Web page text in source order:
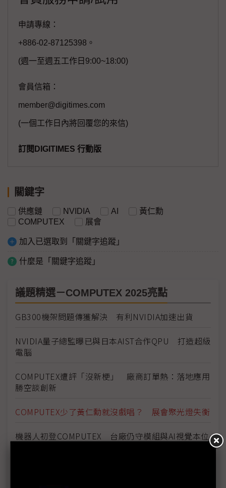
申請專線：
+886-02-87125398。
(週一至週五工作日9:00~18:00)
會員信箱：
member@digitimes.com
(一個工作日內將回覆您的來信)
訂閱DIGITIMES 行動版
關鍵字
供應鏈 NVIDIA AI
黃仁勳
COMPUTEX
展會
加入已選取到「關鍵字追蹤」
什麼是「關鍵字追蹤」
議題精選－COMPUTEX 2025亮點
GB300機架問題傳獲解決 有利NVIDIA加速出貨
NVIDIA量子總監曝已與日本AIST合作QPU 打造超級
電腦
COMPUTEX遭評「沒新梗」 廠商訂單熱：落地應用
勝空談創新
COMPUTEX少了黃仁勳就沒戲唱？ 展會聚光燈失衡
機器人初登COMPUTEX 台廠仍守模組與AI視覺本位